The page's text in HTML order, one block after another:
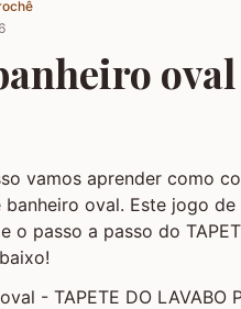
vamos aprender como
oval. Este jogo
o passo a passo do
- TAPETE DO LAVABO